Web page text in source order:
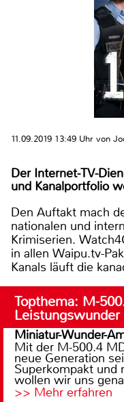
11.09.2019 13:49 Uhr von
Der Internet-TV-
und Kanalportfolio
Den Auftakt mach
nationalen und
Krimiserien.
in allen Waipu.tv-
Kanals läuft die
Topthema: M-
Miniatur-Wunder-
Mit der M-500.4
neue Generation
Superkompakt und
wollen wir uns
>> Mehr erfahren